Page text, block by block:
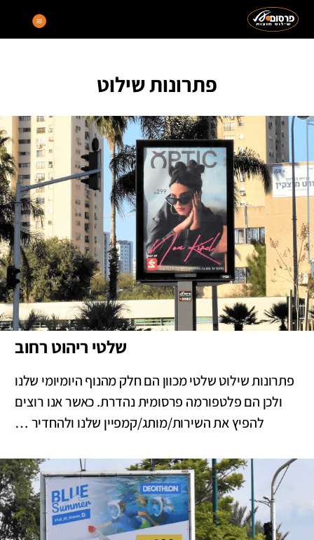
פתרונות שילוט
שלטי ריהוט רחוב
פתרונות שילוט שלטי מכוון הם חלק מהנוף היומיומי שלנו
ולכן הם פלטפורמה פרסומית נהדרת. כאשר אנו רוצים
להפיץ את השירות/מותג/קמפיין שלנו ולהחדיר …